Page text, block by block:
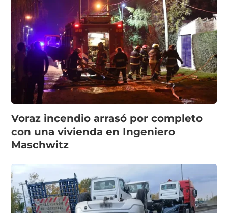
Voraz incendio arrasó por completo
con una vivienda en Ingeniero
Maschwitz